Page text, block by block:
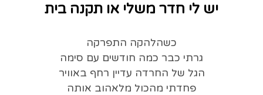
יש לי חדר משלי או תקנה בית
כשהלהקה התפרקה
גרתי כבר כמה חודשים עם סימה
הגל של החרדה עדיין רחף באוויר
פחדתי מהכול מלאהוב אותה